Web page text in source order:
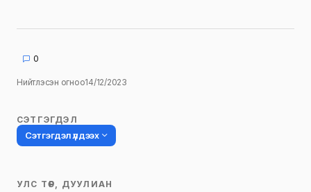
0
Нийтлэсэн огноо14/12/2023
СЭТГЭГДЭЛ
Сэтгэгдэл үлдээх
УЛС ТӨР, ДУУЛИАН